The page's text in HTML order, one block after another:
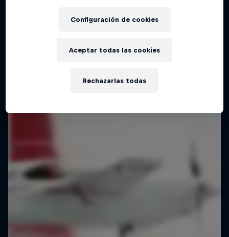
Configuración de cookies
Rechazarlas todas
Aceptar todas las cookies